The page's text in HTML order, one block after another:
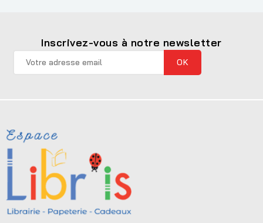
Inscrivez-vous à notre newsletter